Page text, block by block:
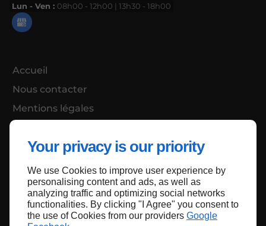
Your privacy is our priority
We use Cookies to improve user experience by
personalising content and ads, as well as
analyzing traffic and optimizing social networks
functionalities. By clicking "I Agree" you consent to
the use of Cookies from our providers Google
Lun - Ven : 08h00 - 12h00 | 13h30 - 18h00
Accueil
Nous contacter
Mentions légales
Haut de page